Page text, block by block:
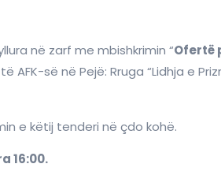
në zarf me mbishkrimin “Ofertë
AFK-së në Pejë: Rruga “Lidhja e
e këtij tenderi në çdo kohë.
16:00.